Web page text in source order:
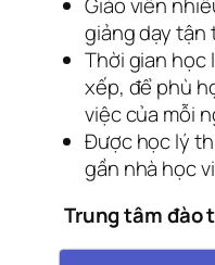
giảng dạy tận
Thời gian học
xếp, để phù
việc của mỗi
Được học lý
gần nhà học
Trung tâm đào